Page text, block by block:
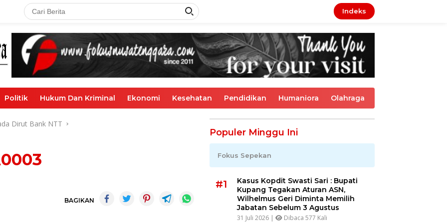
Indeks
Politik Hukum Dan Kriminal Ekonomi Kesehatan Pendidikan Humaniora Olahraga
Dirut Bank NTT
BAGIKAN
Populer Minggu Ini
Fokus Sepekan
#1
Kasus Kopdit Swasti Sari : Bupati
Kupang Tegakan Aturan ASN,
Wilhelmus Geri Diminta Memilih
Jabatan Sebelum 3 Agustus
31 Juli 2026 | Dibaca 577 Kali